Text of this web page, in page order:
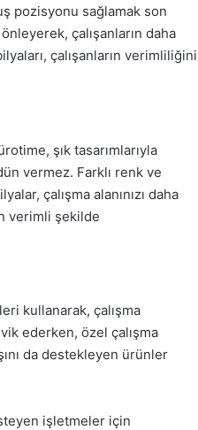
pozisyonu sağlamak son
çalışanların daha
çalışanların verimliliğini
şık tasarımlarıyla
vermez. Farklı renk ve
çalışma alanınızı daha
verimli şekilde
kullanarak, çalışma
ederken, özel çalışma
da destekleyen ürünler
işletmeler için